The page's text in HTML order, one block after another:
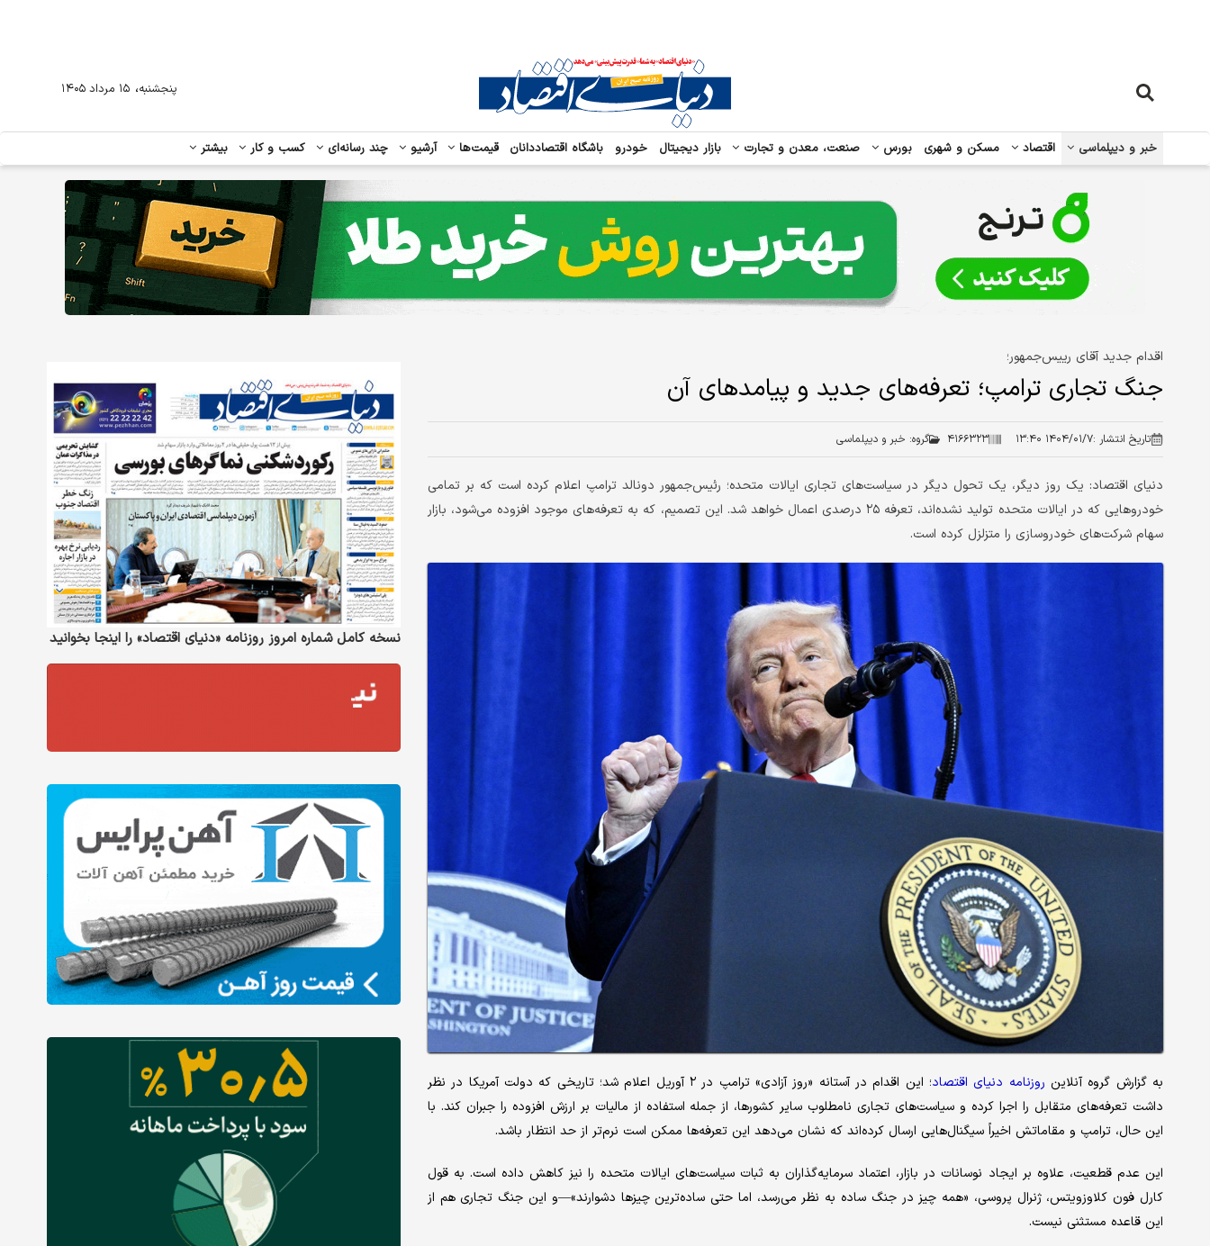
خبر و دیپلماسی اقتصاد مسکن و شهری بورس صنعت، معدن و تجارت بازار دیجیتال خودرو باشگاه اقتصاددانان قیمت‌ها آرشیو چند رسانه‌ای کسب و کار بیشتر
پنجشنبه، ۱۵ مرداد ۱۴۰۵
اقدام جدید آقای رییس‌جمهور؛
جنگ تجاری ترامپ؛ تعرفه‌های جدید و پیامدهای آن
تاریخ انتشار :۱۴۰۴/۰۱/۷ ۱۳:۴۰ ۴۱۶۶۳۲۳ گروه: خبر و دیپلماسی
دنیای اقتصاد: یک روز دیگر، یک تحول دیگر در سیاست‌های تجاری ایالات متحده؛ رئیس‌جمهور دونالد ترامپ اعلام کرده است که بر تمامی
خودروهایی که در ایالات متحده تولید نشده‌اند، تعرفه ۲۵ درصدی اعمال خواهد شد. این تصمیم، که به تعرفه‌های موجود افزوده می‌شود، بازار
سهام شرکت‌های خودروسازی را متزلزل کرده است.
به گزارش گروه آنلاین روزنامه دنیای اقتصاد
؛ این اقدام در آستانه «روز آزادی» ترامپ در ۲ آوریل اعلام شد؛ تاریخی که دولت آمریکا در نظر
داشت تعرفه‌های متقابل را اجرا کرده و سیاست‌های تجاری نامطلوب سایر کشورها، از جمله استفاده از مالیات بر ارزش افزوده را جبران کند. با
این حال، ترامپ و مقاماتش اخیراً سیگنال‌هایی ارسال کرده‌اند که نشان می‌دهد این تعرفه‌ها ممکن است نرم‌تر از حد انتظار باشد.
این عدم قطعیت، علاوه بر ایجاد نوسانات در بازار، اعتماد سرمایه‌گذاران به ثبات سیاست‌های ایالات متحده را نیز کاهش داده است. به قول
کارل فون کلاوزویتس، ژنرال پروسی، «همه چیز در جنگ ساده به نظر می‌رسد، اما حتی ساده‌ترین چیزها دشوارند»—و این جنگ تجاری هم از
این قاعده مستثنی نیست.
نسخه کامل شماره امروز روزنامه «دنیای‌ اقتصاد» را اینجا بخوانید